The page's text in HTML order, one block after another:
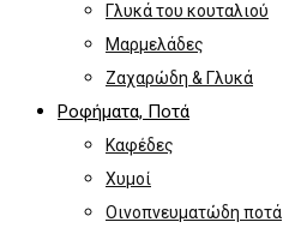
Γλυκά του κουταλιού
Μαρμελάδες
Ζαχαρώδη & Γλυκά
Ροφήματα, Ποτά
Καφέδες
Χυμοί
Οινοπνευματώδη ποτά